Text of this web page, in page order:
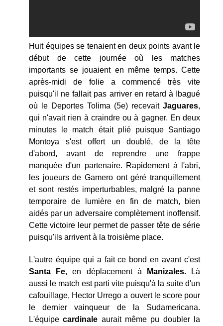
Huit équipes se tenaient en deux points avant le
début de cette journée où les matches
importants se jouaient en même temps. Cette
après-midi de folie a commencé très vite
puisqu'il ne fallait pas arriver en retard à Ibagué
où le Deportes Tolima (5e) recevait Jaguares,
qui n'avait rien à craindre ou à gagner. En deux
minutes le match était plié puisque Santiago
Montoya s'est offert un doublé, de la tête
d'abord, avant de reprendre une frappe
manquée d'un partenaire. Rapidement à l'abri,
les joueurs de Gamero ont géré tranquillement
et sont restés imperturbables, malgré la panne
temporaire de lumière en fin de match, bien
aidés par un adversaire complètement inoffensif.
Cette victoire leur permet de passer tête de série
puisqu'ils arrivent à la troisième place.
L'autre équipe qui a fait ce bond en avant c'est
Santa Fe, en déplacement à Manizales.
Là
aussi le match est parti vite puisqu'à la suite d'un
cafouillage, Hector Urrego a ouvert le score pour
le dernier vainqueur de la Sudamericana.
L'équipecardinale aurait même pu doubler la